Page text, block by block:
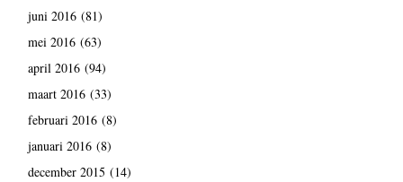
juni 2016(81)
mei 2016(63)
april 2016(94)
maart 2016(33)
februari 2016(8)
januari 2016(8)
december 2015 (14)